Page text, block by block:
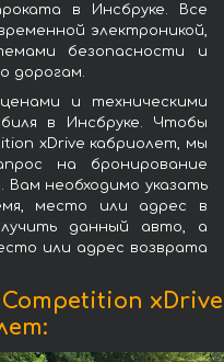
в Инсбруке. Все
электроникой,
безопасности и
дорогам.
и техническими
в Инсбруке. Чтобы
xDrive кабриолет, мы
на бронирование
Вам необходимо указать
место или адрес в
данный авто, а
или адрес возврата
xDrive